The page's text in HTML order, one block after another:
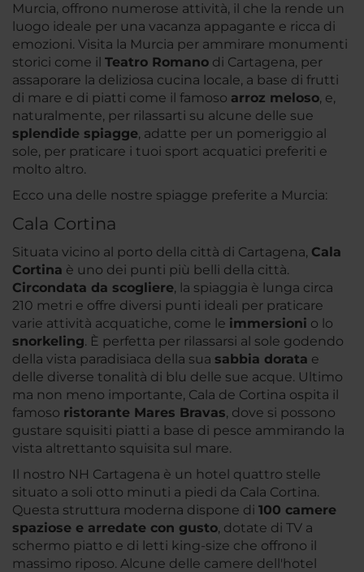
Murcia, offrono numerose attività, il che la rende un
luogo ideale per una vacanza appagante e ricca di
emozioni. Visita la Murcia per ammirare monumenti
storici come il Teatro Romano di Cartagena, per
assaporare la deliziosa cucina locale, a base di frutti
di mare e di piatti come il famoso arroz meloso, e,
naturalmente, per rilassarti su alcune delle sue
splendide spiagge, adatte per un pomeriggio al
sole, per praticare i tuoi sport acquatici preferiti e
molto altro.
Ecco una delle nostre spiagge preferite a Murcia:
Cala Cortina
Situata vicino al porto della città di Cartagena, Cala
Cortina è uno dei punti più belli della città.
Circondata da scogliere, la spiaggia è lunga circa
210 metri e offre diversi punti ideali per praticare
varie attività acquatiche, come le immersioni o lo
snorkeling. È perfetta per rilassarsi al sole godendo
della vista paradisiaca della sua sabbia dorata e
delle diverse tonalità di blu delle sue acque. Ultimo
ma non meno importante, Cala de Cortina ospita il
famoso ristorante Mares Bravas, dove si possono
gustare squisiti piatti a base di pesce ammirando la
vista altrettanto squisita sul mare.
Il nostro NH Cartagena è un hotel quattro stelle
situato a soli otto minuti a piedi da Cala Cortina.
Questa struttura moderna dispone di 100 camere
spaziose e arredate con gusto, dotate di TV a
schermo piatto e di letti king-size che offrono il
massimo riposo. Alcune delle camere dell'hotel